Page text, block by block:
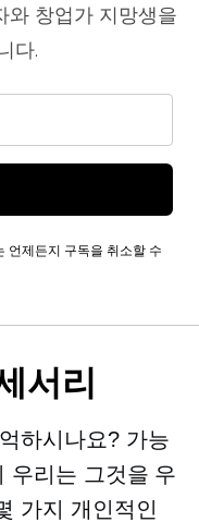
와 창업가 지망생을
다.
언제든지 구독을 취소할 수
서리
하시나요? 가능
우리는 그것을 우
가지 개인적인